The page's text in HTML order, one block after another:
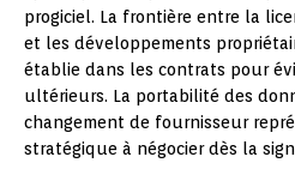
progiciel. La frontière entre la
et les développements
établie dans les contrats pour
ultérieurs. La portabilité des
changement de fournisseur
stratégique à négocier dès la